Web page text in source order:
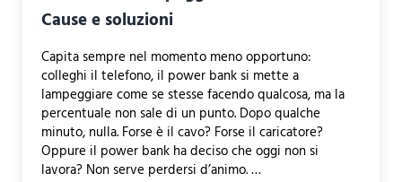
Cause e soluzioni
Capita sempre nel momento meno opportuno:
colleghi il telefono, il power bank si mette a
lampeggiare come se stesse facendo qualcosa, ma la
percentuale non sale di un punto. Dopo qualche
minuto, nulla. Forse è il cavo? Forse il caricatore?
Oppure il power bank ha deciso che oggi non si
lavora? Non serve perdersi d’animo. …